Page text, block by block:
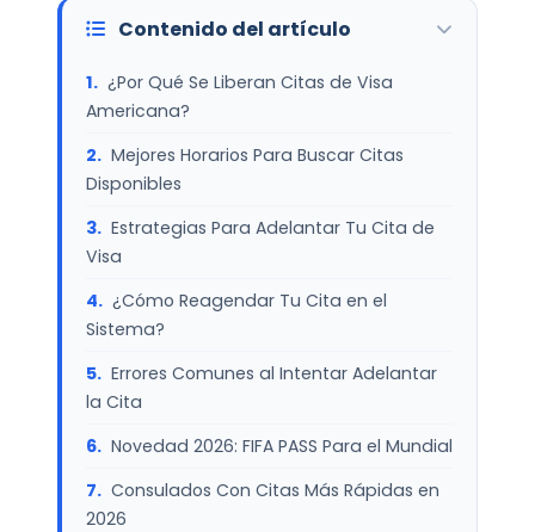
Contenido del artículo
¿Por Qué Se Liberan Citas de Visa
Americana?
Mejores Horarios Para Buscar Citas
Disponibles
Estrategias Para Adelantar Tu Cita de
Visa
¿Cómo Reagendar Tu Cita en el
Sistema?
Errores Comunes al Intentar Adelantar
la Cita
Novedad 2026: FIFA PASS Para el Mundial
Consulados Con Citas Más Rápidas en
2026